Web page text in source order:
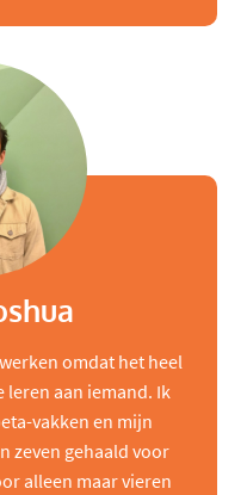
omdat het heel
leren aan iemand. Ik
vakken en mijn
zeven gehaald voor
alleen maar vieren